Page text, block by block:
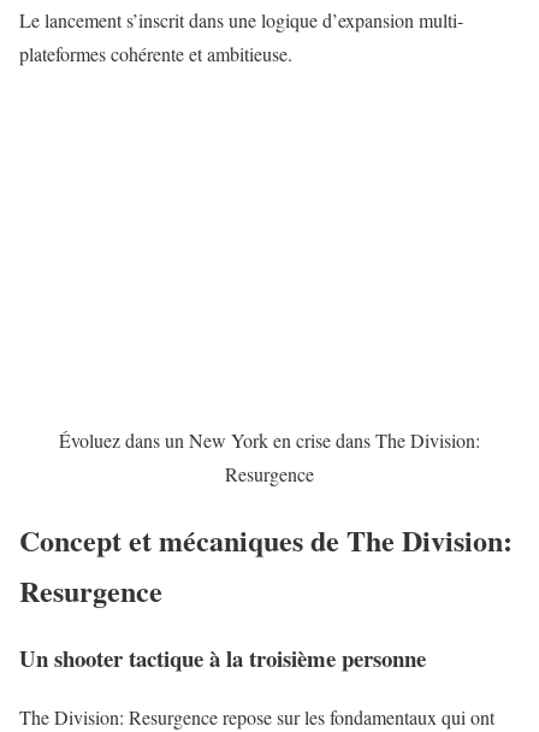
Le lancement s’inscrit dans une logique d’expansion multi-
plateformes cohérente et ambitieuse.
Évoluez dans un New York en crise dans The Division:
Resurgence
Concept et mécaniques de The Division:
Resurgence
Un shooter tactique à la troisième personne
The Division: Resurgence repose sur les fondamentaux qui ont